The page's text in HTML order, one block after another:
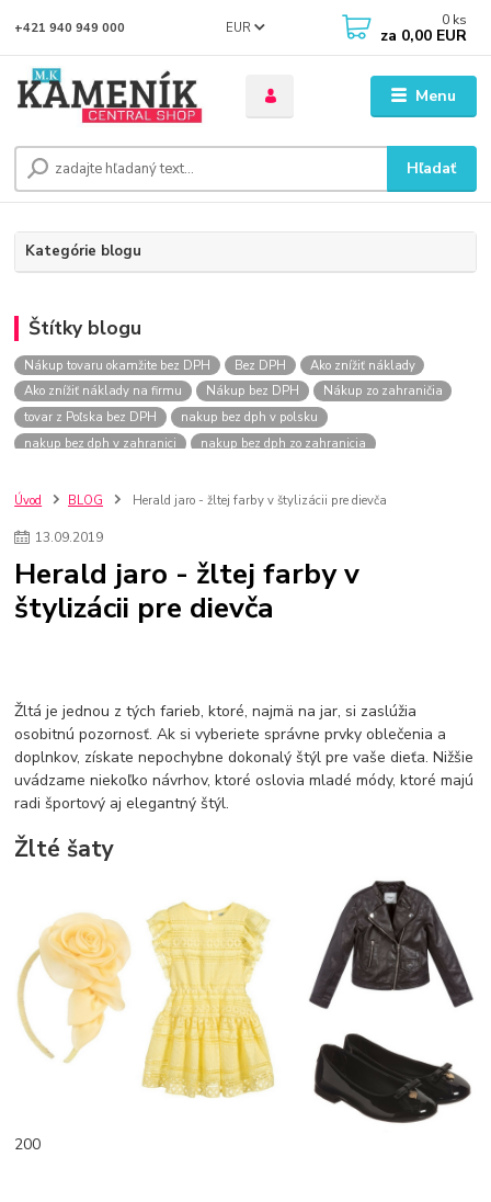
Menu
EUR
Hľadať
+421 940 949 000 0 ks
za 0,00 EUR
Kategórie blogu
Štítky blogu
Nákup tovaru okamžite bez DPH Bez DPH
Ako znížiť náklady
Ako znížiť náklady na firmu
Nákup bez DPH
Nákup zo zahraničia
tovar z Poľska bez DPH
nakup bez dph v polsku
nakup bez dph v zahranici
nakup bez dph zo zahranicia
szco nakup bez dph
Smart hodinky pre deti
Plyšový macovia
Lego Star Wars
Darčeky na Vianoce 2019
Vianočný darček pre dievča do 20€
Darčeky pre dievčatá
Hry pre deti
Skladačky pre deti
L.O.L. Surprise zvieratká
L.O.L. Surprise hračky
L.O.L. Surprise domčeky
L.O.L. Surprise postavičky
L.O.L. Surprise zberateľské figúrky
L.O.L. OMG L.O.L. OMG Bábiky
Úvod BLOG Herald jaro - žltej farby v štylizácii pre dievča
13.09.2019
Herald jaro - žltej farby v
štylizácii pre dievča
Žltá je jednou z tých farieb, ktoré, najmä na jar, si zaslúžia
osobitnú pozornosť. Ak si vyberiete správne prvky oblečenia a
doplnkov, získate nepochybne dokonalý štýl pre vaše dieťa. Nižšie
uvádzame niekoľko návrhov, ktoré oslovia mladé módy, ktoré majú
radi športový aj elegantný štýl.
Žlté šaty
200